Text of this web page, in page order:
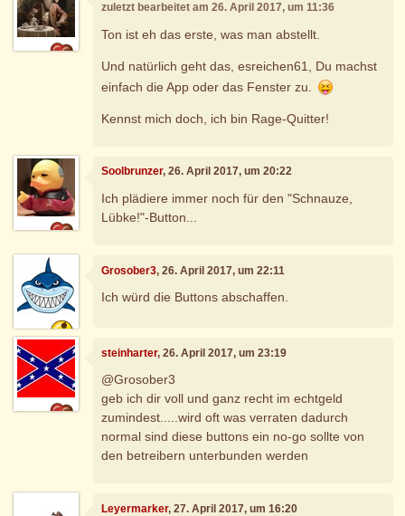
zuletzt bearbeitet am 26. April 2017, um 11:36
Ton ist eh das erste, was man abstellt.
Und natürlich geht das, esreichen61, Du machst
einfach die App oder das Fenster zu.
Kennst mich doch, ich bin Rage-Quitter!
Soolbrunzer, 26. April 2017, um 20:22
Ich plädiere immer noch für den "Schnauze,
Lübke!"-Button...
Grosober3, 26. April 2017, um 22:11
Ich würd die Buttons abschaffen.
steinharter, 26. April 2017, um 23:19
@Grosober3
geb ich dir voll und ganz recht im echtgeld
zumindest.....wird oft was verraten dadurch
normal sind diese buttons ein no-go sollte von
den betreibern unterbunden werden
Leyermarker, 27. April 2017, um 16:20